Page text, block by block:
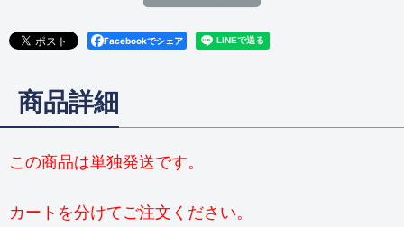
Facebookでシェア
商品詳細
この商品は単独発送です。
カートを分けてご注文ください。